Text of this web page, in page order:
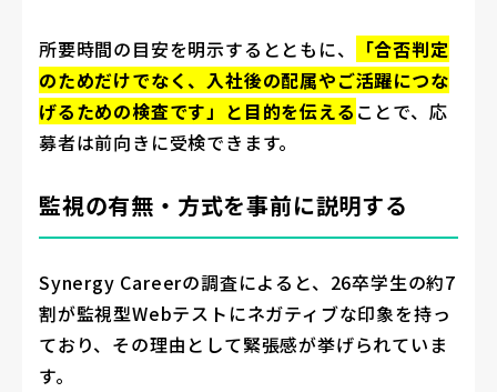
所要時間の目安を明示するとともに、
「合否判定
のためだけでなく、入社後の配属やご活躍につな
げるための検査です」と目的を伝える ことで、応
募者は前向きに受検できます。
監視の有無・方式を事前に説明する
Synergy Careerの調査によると、26卒学生の約7
割が監視型Webテストにネガティブな印象を持っ
ており、その理由として緊張感が挙げられていま
す。